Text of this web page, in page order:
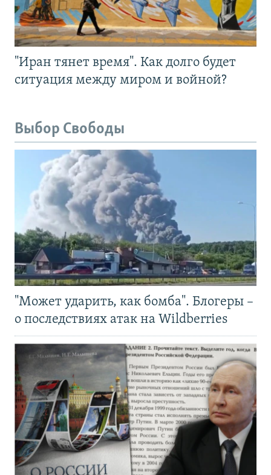
"Иран тянет время". Как долго будет
ситуация между миром и войной?
Выбор Свободы
"Может ударить, как бомба". Блогеры –
о последствиях атак на Wildberries